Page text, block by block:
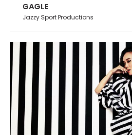
GAGLE
Jazzy Sport Productions